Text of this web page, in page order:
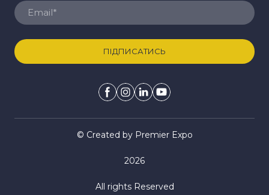
ПІДПИСАТИСЬ
© Created by Premier Expo
2026
All rights Reserved